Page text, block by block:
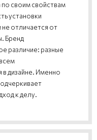
по своим свойствам
установки
отличается от
Бренд
различие: разные
дизайне. Именно
к делу.